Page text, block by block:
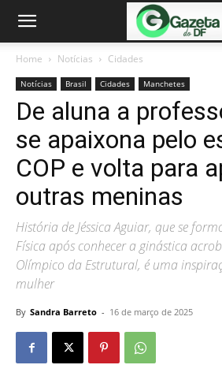
Home Notícias Cidades
Notícias Brasil Cidades Manchetes
De aluna a
se apaixona pelo
COP e volta para
outras meninas
História de Jéssica Aguiar, que se
Física após conhecer a ginástica
Olímpico da Estrutural, é uma
mulher
By Sandra Barreto - 16 de março de 2025